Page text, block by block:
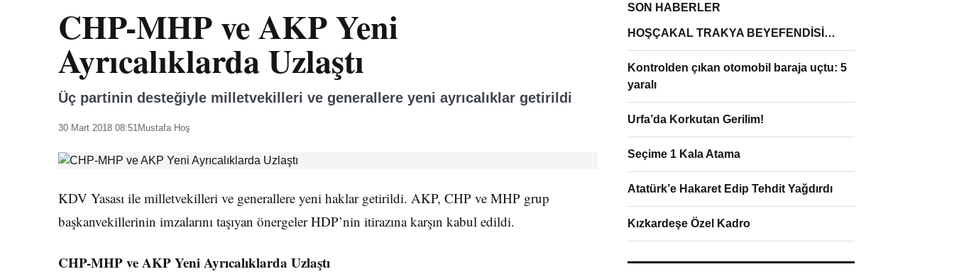
CHP-MHP ve AKP Yeni
Ayrıcalıklarda Uzlaştı
Üç partinin desteğiyle milletvekilleri ve generallere yeni ayrıcalıklar getirildi
30 Mart 2018 08:51Mustafa Hoş
KDV Yasası ile milletvekilleri ve generallere yeni haklar getirildi. AKP, CHP ve MHP grup
başkanvekillerinin imzalarını taşıyan önergeler HDP’nin itirazına karşın kabul edildi.
CHP-MHP ve AKP Yeni Ayrıcalıklarda Uzlaştı
SON HABERLER
HOŞÇAKAL TRAKYA BEYEFENDİSİ…
Kontrolden çıkan otomobil baraja uçtu: 5
yaralı
Urfa’da Korkutan Gerilim!
Seçime 1 Kala Atama
Atatürk’e Hakaret Edip Tehdit Yağdırdı
Kızkardeşe Özel Kadro